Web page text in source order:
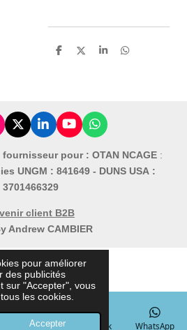
pour améliorer
des publicités
sur "Accepter", vous
les cookies.
Accepter
P
e
P
r
P
e
P
X
L
i
n
e
d
Y
o
u
u
W
h
a
s
fournisseur pour : OTAN NCAGE :
UNGM : 841649 - DUNS USA :
3701466329
client B2B
Andrew CAMBIER
Carte Facebook WhatsApp